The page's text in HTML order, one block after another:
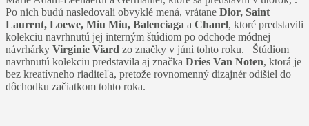
Po nich budú nasledovali obvyklé mená, vrátane Dior, Saint
Laurent, Loewe, Miu Miu, Balenciaga a Chanel, ktoré predstavili
kolekciu navrhnutú jej interným štúdiom po odchode módnej
návrhárky Virginie Viard zo značky v júni tohto roku. Štúdiom
navrhnutú kolekciu predstavila aj značka Dries Van Noten, ktorá je
bez kreatívneho riaditeľa, pretože rovnomenný dizajnér odišiel do
dôchodku začiatkom tohto roka.